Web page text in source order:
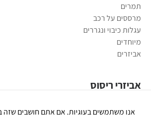
תמרים
מרססים על רכב
עגלות כיבוי ונגררים
מיוחדים
אביזרים
אביזרי ריסוס
פומיות ריסוס
אנו משתמשים בעוגיות. אם אתם חושבים שזה